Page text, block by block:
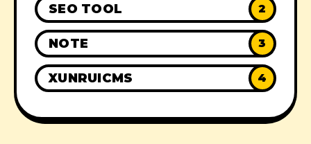
SEO TOOL 2
NOTE 3
XUNRUICMS 4